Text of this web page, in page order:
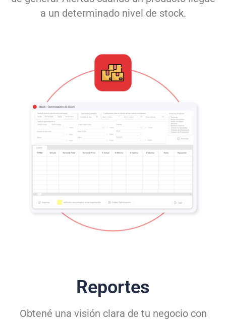
a un determinado nivel de stock.
Reportes
Obtené una visión clara de tu negocio con